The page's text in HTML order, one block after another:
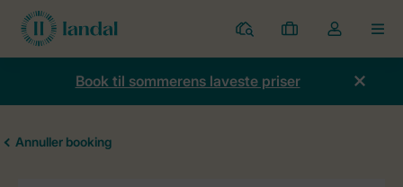
Parker
Mine
bookinger
Toggle
the
Book til sommerens laveste priser